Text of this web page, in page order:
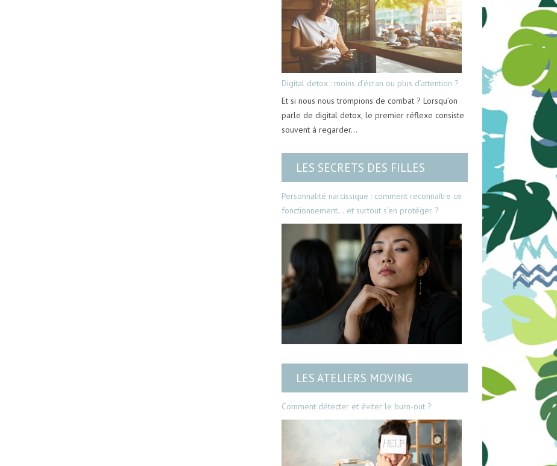
Digital detox : moins d’écran ou plus d’attention ?
Et si nous nous trompions de combat ? Lorsqu’on
parle de digital detox, le premier réflexe consiste
souvent à regarder…
LES SECRETS DES FILLES
Personnalité narcissique : comment reconnaître ce
fonctionnement… et surtout s’en protéger ?
LES ATELIERS MOVING
Comment détecter et éviter le burn-out ?